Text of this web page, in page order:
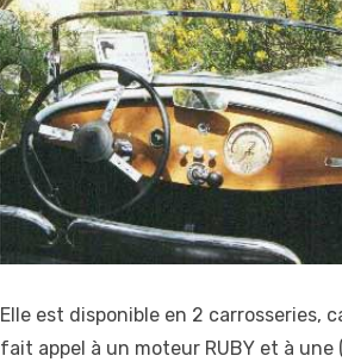
Elle est disponible en 2 carrosseries,
fait appel à un moteur RUBY et à